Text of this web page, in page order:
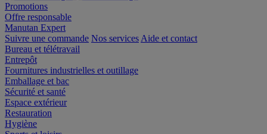
Promotions
Offre responsable
Manutan Expert
Suivre une commande Nos services Aide et contact
Bureau et télétravail
Entrepôt
Fournitures industrielles et outillage
Emballage et bac
Sécurité et santé
Espace extérieur
Restauration
Hygiène